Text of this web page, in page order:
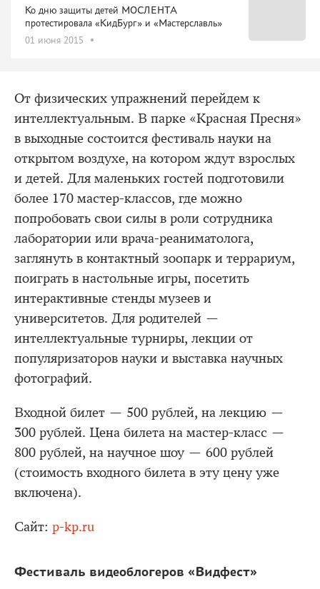
Ко дню защиты детей МОСЛЕНТА
протестировала «КидБург» и «Мастерславль»
01 июня 2015
От физических упражнений перейдем к
интеллектуальным. В парке «Красная Пресня»
в выходные состоится фестиваль науки на
открытом воздухе, на котором ждут взрослых
и детей. Для маленьких гостей подготовили
более 170 мастер-классов, где можно
попробовать свои силы в роли сотрудника
лаборатории или врача-реаниматолога,
заглянуть в контактный зоопарк и террариум,
поиграть в настольные игры, посетить
интерактивные стенды музеев и
университетов. Для родителей —
интеллектуальные турниры, лекции от
популяризаторов науки и выставка научных
фотографий.
Входной билет — 500 рублей, на лекцию —
300 рублей. Цена билета на мастер-класс —
800 рублей, на научное шоу — 600 рублей
(стоимость входного билета в эту цену уже
включена).
Сайт: p-kp.ru
Фестиваль видеоблогеров «Видфест»